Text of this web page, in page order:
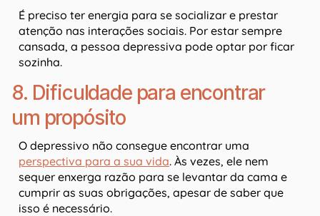
É preciso ter energia para se socializar e prestar
atenção nas interações sociais. Por estar sempre
cansada, a pessoa depressiva pode optar por ficar
sozinha.
8. Dificuldade para encontrar
um propósito
O depressivo não consegue encontrar uma
perspectiva para a sua vida. Às vezes, ele nem
sequer enxerga razão para se levantar da cama e
cumprir as suas obrigações, apesar de saber que
isso é necessário.